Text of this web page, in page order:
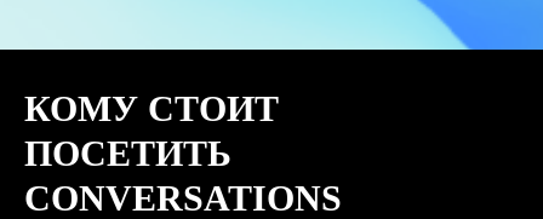
КОМУ СТОИТ
ПОСЕТИТЬ
CONVERSATIONS